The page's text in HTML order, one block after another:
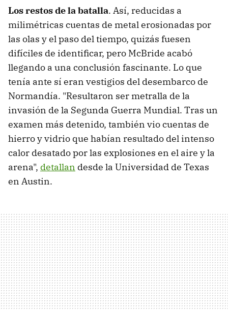
Los restos de la batalla. Así, reducidas a
milimétricas cuentas de metal erosionadas por
las olas y el paso del tiempo, quizás fuesen
difíciles de identificar, pero McBride acabó
llegando a una conclusión fascinante. Lo que
tenía ante sí eran vestigios del desembarco de
Normandía. "Resultaron ser metralla de la
invasión de la Segunda Guerra Mundial. Tras un
examen más detenido, también vio cuentas de
hierro y vidrio que habían resultado del intenso
calor desatado por las explosiones en el aire y la
arena", detallan desde la Universidad de Texas
en Austin.